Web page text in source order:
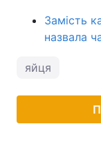
Замість
назвала
яйця